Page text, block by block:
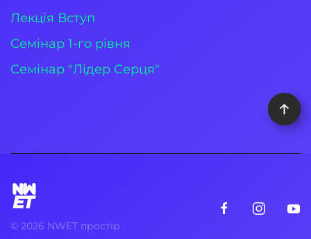
Лекція Вступ
Семінар 1-го рівня
Семінар "Лідер Серця"
© 2026 NWET простір